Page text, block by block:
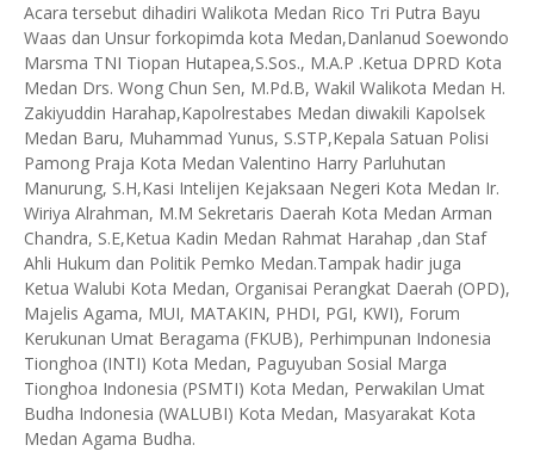
Acara tersebut dihadiri Walikota Medan Rico Tri Putra Bayu
Waas dan Unsur forkopimda kota Medan,Danlanud Soewondo
Marsma TNI Tiopan Hutapea,S.Sos., M.A.P .Ketua DPRD Kota
Medan Drs. Wong Chun Sen, M.Pd.B, Wakil Walikota Medan H.
Zakiyuddin Harahap,Kapolrestabes Medan diwakili Kapolsek
Medan Baru, Muhammad Yunus, S.STP,Kepala Satuan Polisi
Pamong Praja Kota Medan Valentino Harry Parluhutan
Manurung, S.H,Kasi Intelijen Kejaksaan Negeri Kota Medan Ir.
Wiriya Alrahman, M.M Sekretaris Daerah Kota Medan Arman
Chandra, S.E,Ketua Kadin Medan Rahmat Harahap ,dan Staf
Ahli Hukum dan Politik Pemko Medan.Tampak hadir juga
Ketua Walubi Kota Medan, Organisai Perangkat Daerah (OPD),
Majelis Agama, MUI, MATAKIN, PHDI, PGI, KWI), Forum
Kerukunan Umat Beragama (FKUB), Perhimpunan Indonesia
Tionghoa (INTI) Kota Medan, Paguyuban Sosial Marga
Tionghoa Indonesia (PSMTI) Kota Medan, Perwakilan Umat
Budha Indonesia (WALUBI) Kota Medan, Masyarakat Kota
Medan Agama Budha.